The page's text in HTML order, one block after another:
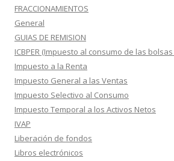
FRACCIONAMIENTOS
General
GUIAS DE REMISION
ICBPER (Impuesto al consumo de las
Impuesto a la Renta
Impuesto General a las Ventas
Impuesto Selectivo al Consumo
Impuesto Temporal a los Activos Netos
IVAP
Liberación de fondos
Libros electrónicos